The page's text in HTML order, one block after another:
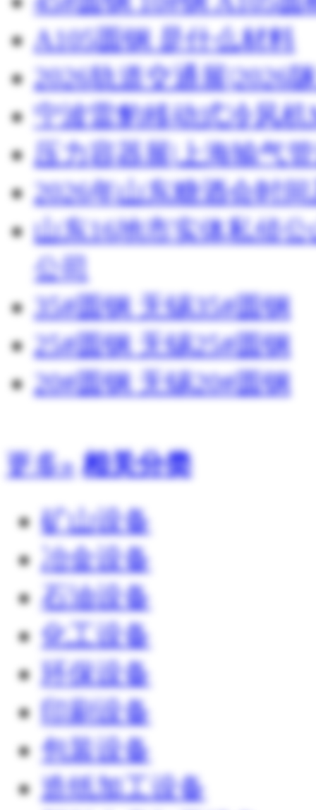
A105圆钢 是什么材料
2026轨道交通展|2026
宁波雷豹移动式冷风
压力容器展|上海输气
2026年山东糖酒会时
山东16地市实体私侦
公司
35#圆钢 无锡35#圆钢
25#圆钢 无锡25#圆钢
20#圆钢 无锡20#圆钢
更多» 相关分类
矿山设备
冶金设备
石油设备
化工设备
环保设备
印刷设备
包装设备
造纸加工设备